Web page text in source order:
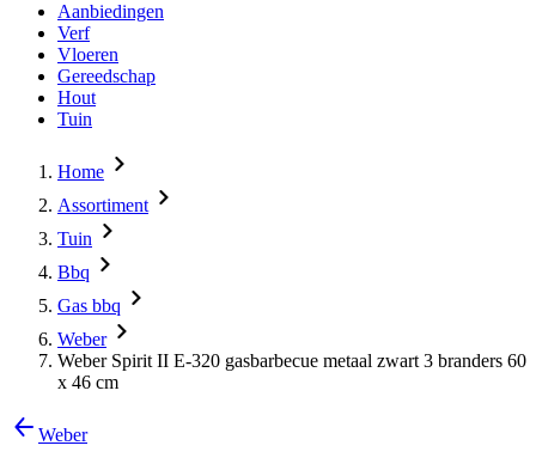
Aanbiedingen
Verf
Vloeren
Gereedschap
Hout
Tuin
Home
Assortiment
Tuin
Bbq
Gas bbq
Weber
Weber Spirit II E-320 gasbarbecue metaal zwart 3 branders 60
x 46 cm
Weber